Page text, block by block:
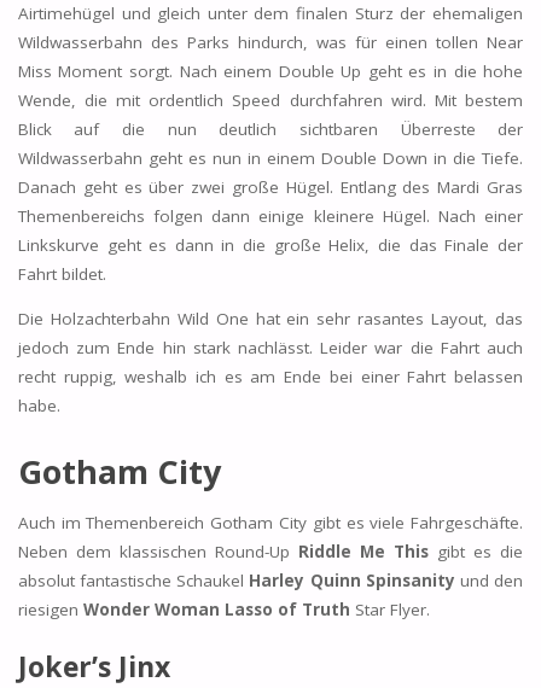
Airtimehügel und gleich unter dem finalen Sturz der ehemaligen
Wildwasserbahn des Parks hindurch, was für einen tollen Near
Miss Moment sorgt. Nach einem Double Up geht es in die hohe
Wende, die mit ordentlich Speed durchfahren wird. Mit bestem
Blick auf die nun deutlich sichtbaren Überreste der
Wildwasserbahn geht es nun in einem Double Down in die Tiefe.
Danach geht es über zwei große Hügel. Entlang des Mardi Gras
Themenbereichs folgen dann einige kleinere Hügel. Nach einer
Linkskurve geht es dann in die große Helix, die das Finale der
Fahrt bildet.
Die Holzachterbahn Wild One hat ein sehr rasantes Layout, das
jedoch zum Ende hin stark nachlässt. Leider war die Fahrt auch
recht ruppig, weshalb ich es am Ende bei einer Fahrt belassen
habe.
Gotham City
Auch im Themenbereich Gotham City gibt es viele Fahrgeschäfte.
Neben dem klassischen Round-Up Riddle Me This gibt es die
absolut fantastische Schaukel Harley Quinn Spinsanity und den
riesigen Wonder Woman Lasso of Truth Star Flyer.
Joker’s Jinx